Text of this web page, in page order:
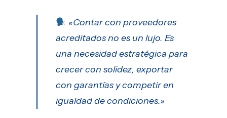
«Contar con proveedores
acreditados no es un lujo. Es
una necesidad estratégica para
crecer con solidez, exportar
con garantías y competir en
igualdad de condiciones.»